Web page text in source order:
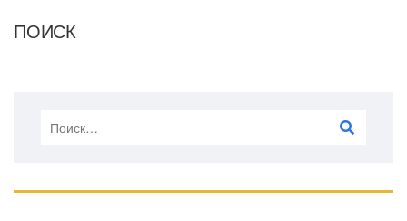
ПОИСК